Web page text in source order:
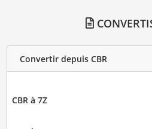
Convertir depuis CBR
CBR à 7Z